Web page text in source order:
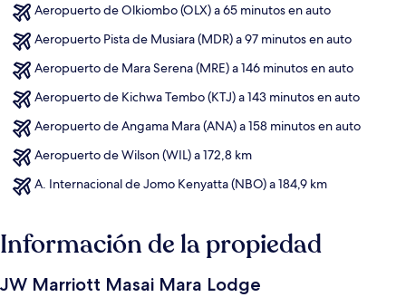
Aeropuerto de Olkiombo (OLX) a 65 minutos en auto
Aeropuerto Pista de Musiara (MDR) a 97 minutos en auto
Aeropuerto de Mara Serena (MRE) a 146 minutos en auto
Aeropuerto de Kichwa Tembo (KTJ) a 143 minutos en auto
Aeropuerto de Angama Mara (ANA) a 158 minutos en auto
Aeropuerto de Wilson (WIL) a 172,8 km
A. Internacional de Jomo Kenyatta (NBO) a 184,9 km
Información de la propiedad
JW Marriott Masai Mara Lodge